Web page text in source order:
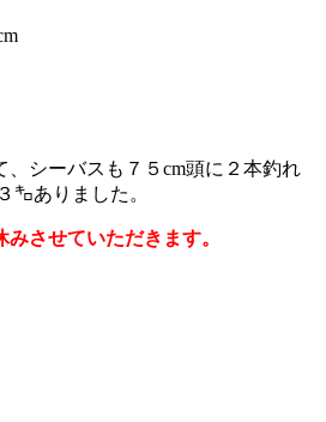
、シーバスも７５cm頭に２本釣れ
㌔ありました。
させていただきます。